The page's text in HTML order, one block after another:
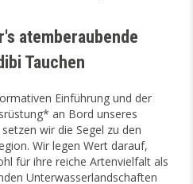
atemberaubende
Tauchen
Einführung und der
an Bord unseres
wir die Segel zu den
Wir legen Wert darauf,
für ihre reiche Artenvielfalt als
Unterwasserlandschaften